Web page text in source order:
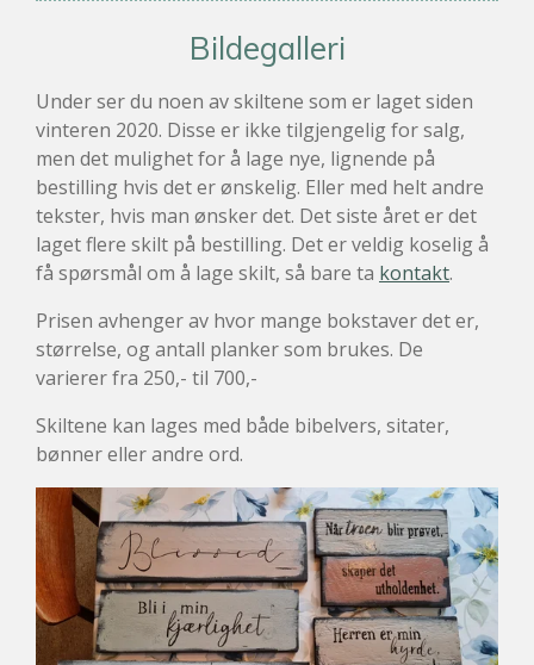
Bildegalleri
Under ser du noen av skiltene som er laget siden
vinteren 2020. Disse er ikke tilgjengelig for salg,
men det mulighet for å lage nye, lignende på
bestilling hvis det er ønskelig. Eller med helt andre
tekster, hvis man ønsker det. Det siste året er det
laget flere skilt på bestilling. Det er veldig koselig å
få spørsmål om å lage skilt, så bare ta kontakt.
Prisen avhenger av hvor mange bokstaver det er,
størrelse, og antall planker som brukes. De
varierer fra 250,- til 700,-
Skiltene kan lages med både bibelvers, sitater,
bønner eller andre ord.